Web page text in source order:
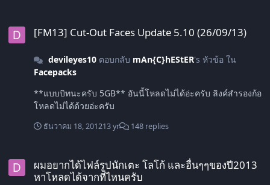
[FM13] Cut-Out Faces Update 5.10 (26/09/13)
devileyes10ตอบกลับ mAn{C}hEStER's หัวข้อ ใน
Facepacks
**แบบบิทนะครับ 5GB** อันนี้โหลดไม่ได้อ่ะครับ ลิงค์สำรองก้อ
โหลดไม่ได้ด้วยอ่ะครับ
ธันวาคม 18, 201213 yr 148 replies
ผมอยากได้ไฟล์รูปนักเตะ โลโก้ และอื่นๆๆของปี2013
หาโหลดได้จากที่ไหนครับ